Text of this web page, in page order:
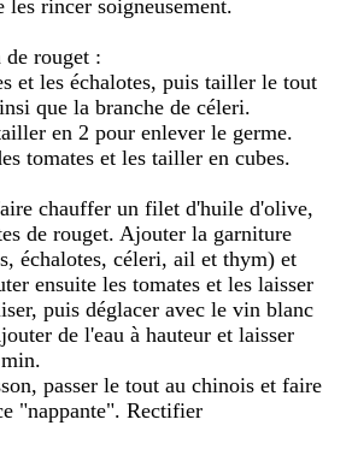
les rincer soigneusement.
rouget :
et les échalotes, puis tailler le tout
que la branche de céleri.
en 2 pour enlever le germe.
tomates et les tailler en cubes.
chauffer un filet d'huile d'olive,
de rouget. Ajouter la garniture
échalotes, céleri, ail et thym) et
ensuite les tomates et les laisser
puis déglacer avec le vin blanc
de l'eau à hauteur et laisser
passer le tout au chinois et faire
"nappante". Rectifier